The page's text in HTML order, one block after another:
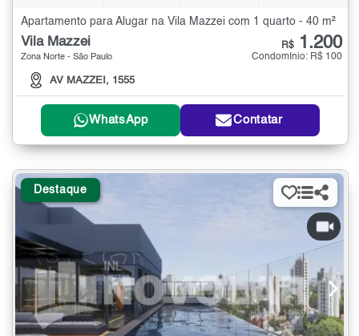
Apartamento para Alugar na Vila Mazzei com 1 quarto - 40 m²
Vila Mazzei
Zona Norte - São Paulo
AV MAZZEI, 1555
R$ 1.200
Condomínio: R$ 100
WhatsApp Contatar
Destaque